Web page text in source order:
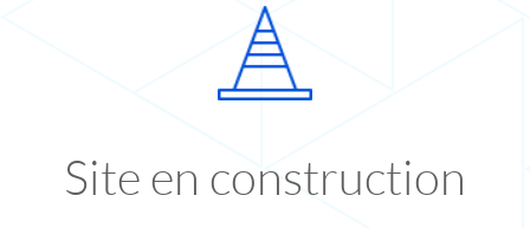
Site en construction